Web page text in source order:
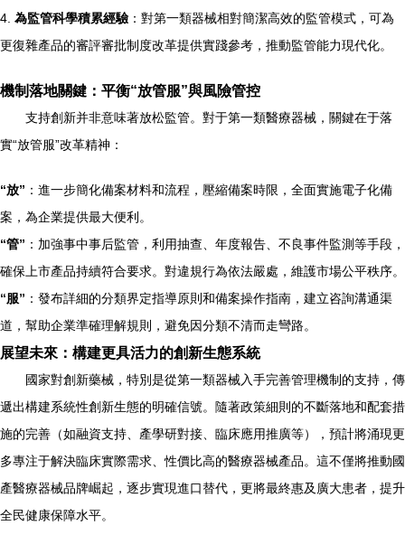
4. 為監管科學積累經驗 ：對第一類器械相對簡潔高效的監管模式，可為
更復雜產品的審評審批制度改革提供實踐參考，推動監管能力現代化。
機制落地關鍵：平衡“放管服”與風險管控
支持創新并非意味著放松監管。對于第一類醫療器械，關鍵在于落
實“放管服”改革精神：
“放” ：進一步簡化備案材料和流程，壓縮備案時限，全面實施電子化備
案，為企業提供最大便利。
“管” ：加強事中事后監管，利用抽查、年度報告、不良事件監測等手段，
確保上市產品持續符合要求。對違規行為依法嚴處，維護市場公平秩序。
“服” ：發布詳細的分類界定指導原則和備案操作指南，建立咨詢溝通渠
道，幫助企業準確理解規則，避免因分類不清而走彎路。
展望未來：構建更具活力的創新生態系統
國家對創新藥械，特別是從第一類器械入手完善管理機制的支持，傳
遞出構建系統性創新生態的明確信號。隨著政策細則的不斷落地和配套措
施的完善（如融資支持、產學研對接、臨床應用推廣等），預計將涌現更
多專注于解決臨床實際需求、性價比高的醫療器械產品。這不僅將推動國
產醫療器械品牌崛起，逐步實現進口替代，更將最終惠及廣大患者，提升
全民健康保障水平。